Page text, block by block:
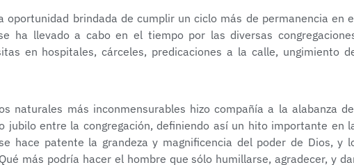
oportunidad brindada de cumplir un ciclo más de permanencia en
ha llevado a cabo en el tiempo por las diversas
en hospitales, cárceles, predicaciones a la calle, ungimiento
naturales más inconmensurables hizo compañía a la alabanza
jubilo entre la congregación, definiendo así un hito importante en
hace patente la grandeza y magnificencia del poder de Dios, y
más podría hacer el hombre que sólo humillarse, agradecer, y